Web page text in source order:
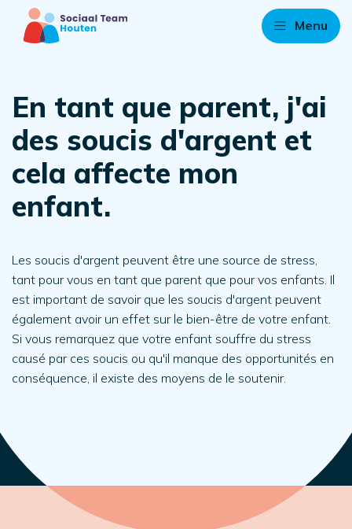
Menu
En tant que parent, j'ai
des soucis d'argent et
cela affecte mon
enfant.
Les soucis d'argent peuvent être une source de stress,
tant pour vous en tant que parent que pour vos enfants. Il
est important de savoir que les soucis d'argent peuvent
également avoir un effet sur le bien-être de votre enfant.
Si vous remarquez que votre enfant souffre du stress
causé par ces soucis ou qu'il manque des opportunités en
conséquence, il existe des moyens de le soutenir.